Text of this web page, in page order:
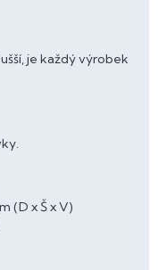
je každý výrobek
(D x Š x V)